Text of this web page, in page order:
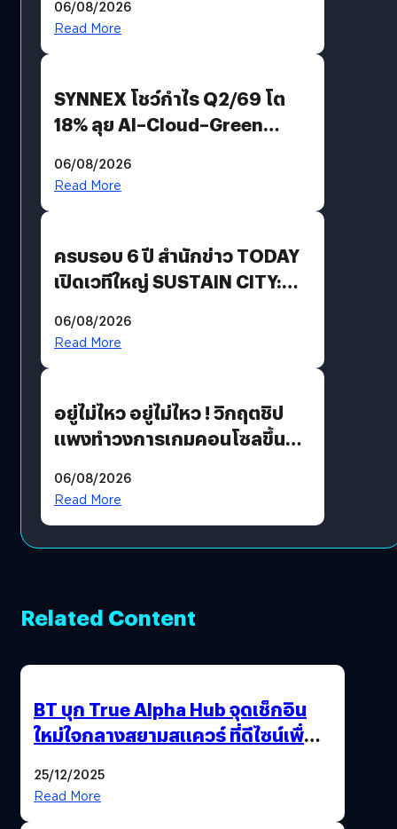
AGI
06/08/2026
Read More
SYNNEX โชว์กำไร Q2/69 โต
18% ลุย AI–Cloud–Green
Revenue เร่งเครื่อง New
06/08/2026
Read More
ครบรอบ 6 ปี สำนักข่าว TODAY
เปิดเวทีใหญ่ SUSTAIN CITY:
แนวทางปรับตัวสู่เศรษฐกิจสี
06/08/2026
Read More
อยู่ไม่ไหว อยู่ไม่ไหว ! วิกฤตชิป
แพงทำวงการเกมคอนโซลขึ้น
?
06/08/2026
Read More
Related Content
BT บุก True Alpha Hub จุดเช็กอิน
ใหม่ใจกลางสยามสแควร์ ที่ดีไซน์เพื่อ
25/12/2025
Read More